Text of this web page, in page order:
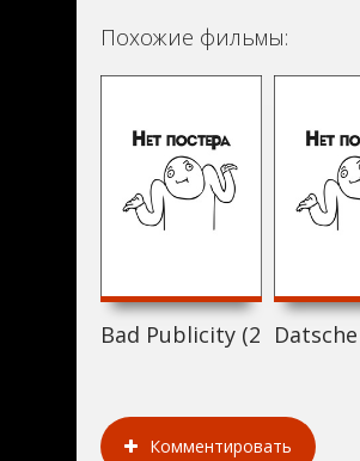
Похожие фильмы:
Bad Publicity (2018)
Комментировать